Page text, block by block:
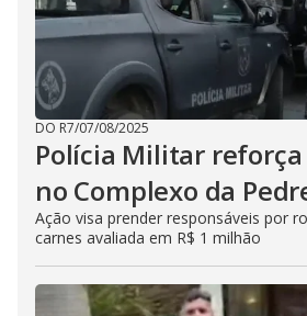
DO R7/07/08/2025
Polícia Militar
no Complexo da
Ação visa prender responsáveis por
carnes avaliada em R$ 1 milhão